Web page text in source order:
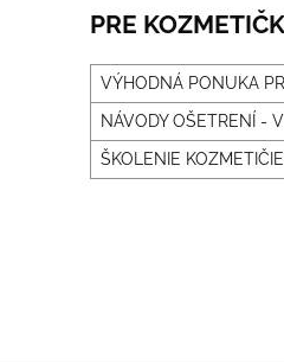
PRE
VÝHODNÁ PONUKA
NÁVODY OŠETRENÍ -
ŠKOLENIE